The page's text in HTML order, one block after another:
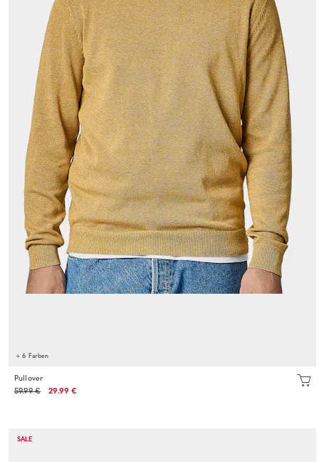
+ 6 Farben
Pullover
59.99 €
29.99 €
SALE